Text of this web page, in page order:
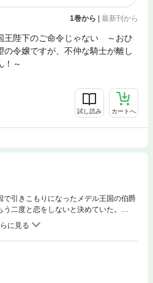
1巻から | 最新刊から
王陛下のご命令じゃない ～おひ
の令嬢ですが、不仲な騎士が離し
！～
試し読み カートへ
引きこもりになったメデル王国の伯爵
二度と恋をしないと決めていた。
手に職をつけなければと一念発起。見
係を勝ち取る。しかしもう一人の教育係
ルナー侯爵家の騎士・ラルフだった。
命令により「なかよし作戦」が発動さ